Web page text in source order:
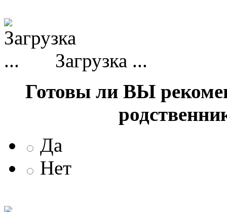
Загрузка ...
Готовы ли ВЫ
Да
Нет